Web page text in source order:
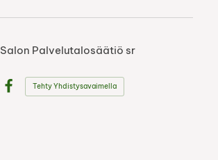
Salon Palvelutalosäätiö sr
Tehty Yhdistysavaimella